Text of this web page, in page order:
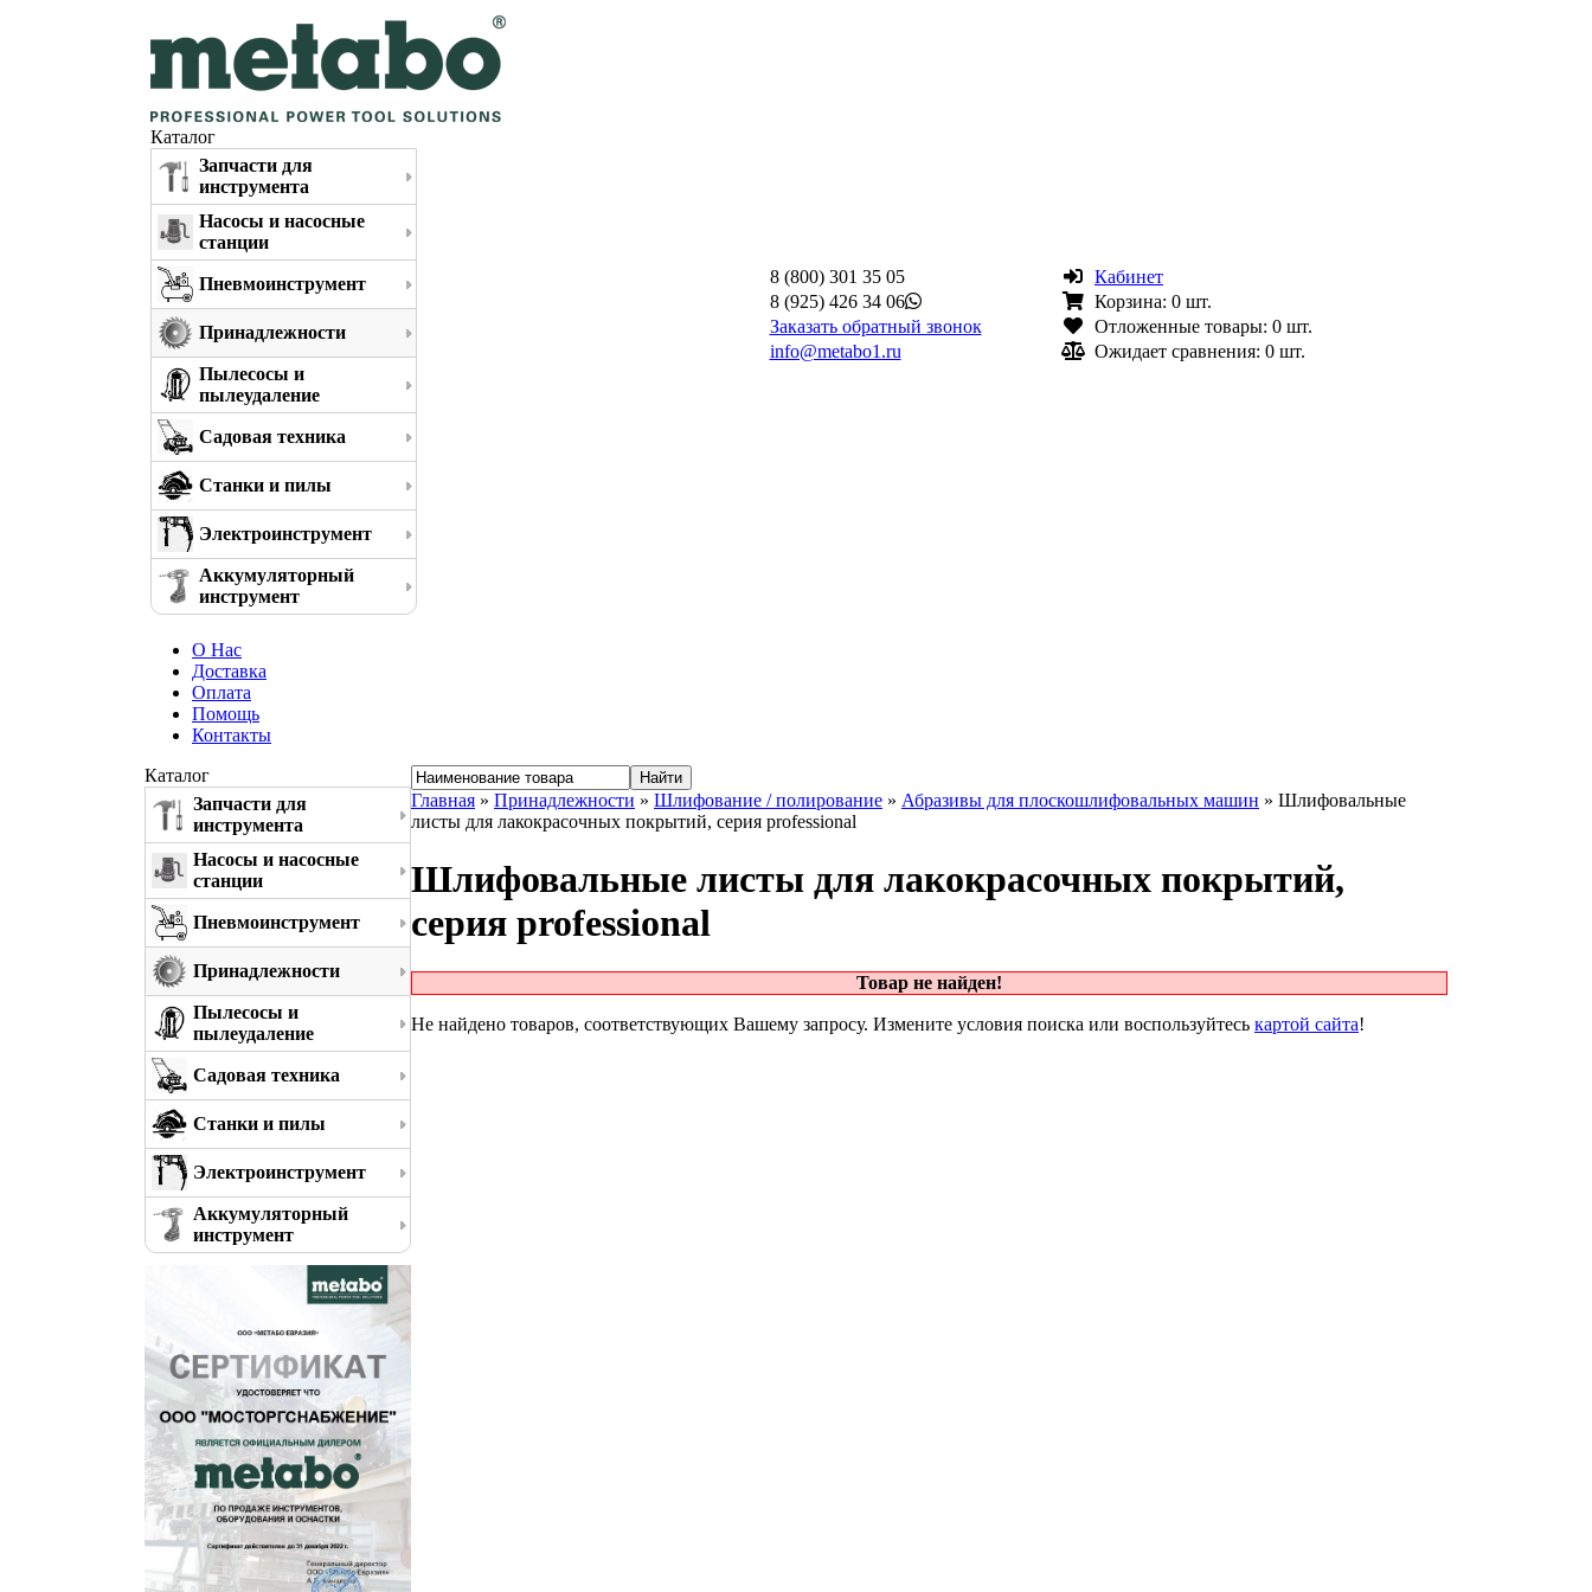
Каталог
Запчасти для
инструмента
Насосы и насосные
станции
Пневмоинструмент
Принадлежности
Пылесосы и
пылеудаление
Садовая техника
Станки и пилы
Электроинструмент
Аккумуляторный
инструмент
8 (800) 301 35 05
8 (925) 426 34 06
Заказать обратный звонок
info@metabo1.ru
Кабинет
Корзина: 0 шт.
Отложенные товары: 0 шт.
Ожидает сравнения: 0 шт.
О Нас
Доставка
Оплата
Помощь
Контакты
Каталог
Запчасти для
инструмента
Насосы и насосные
станции
Пневмоинструмент
Принадлежности
Пылесосы и
пылеудаление
Садовая техника
Станки и пилы
Электроинструмент
Аккумуляторный
инструмент
Главная » Принадлежности » Шлифование / полирование » Абразивы для плоскошлифовальных машин » Шлифовальные
листы для лакокрасочных покрытий, серия professional
Шлифовальные листы для лакокрасочных покрытий,
серия professional
Товар не найден!
Не найдено товаров, соответствующих Вашему запросу. Измените условия поиска или воспользуйтесь картой сайта!